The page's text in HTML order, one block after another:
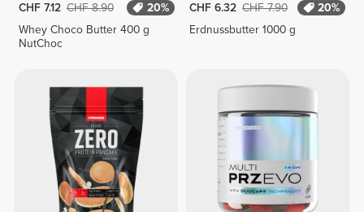
CHF 7.12 CHF 8.90
20%
Whey Choco Butter 400 g
NutChoc
CHF 6.32 CHF 7.90
20%
Erdnussbutter 1000 g